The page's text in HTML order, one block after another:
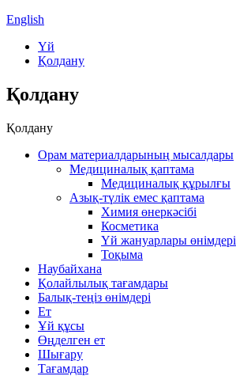
English
Үй
Қолдану
Қолдану
Қолдану
Орам материалдарының мысалдары
Медициналық қаптама
Медициналық құрылғы
Азық-түлік емес қаптама
Химия өнеркәсібі
Косметика
Үй жануарлары өнімдері
Тоқыма
Наубайхана
Қолайлылық тағамдары
Балық-теңіз өнімдері
Ет
Ұй құсы
Өңделген ет
Шығару
Тағамдар